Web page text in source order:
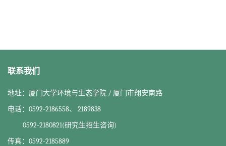
联系我们
地址：厦门大学环境与生态学院 / 厦门市翔安南路
电话：0592-2186558、 2189838
0592-2180821(研究生招生咨询)
传真：0592-2185889